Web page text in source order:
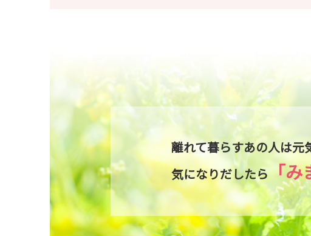
離れて暮らすあの人は元
気になりだしたら「み